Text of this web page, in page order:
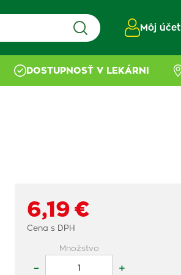
Môj účet
DOSTUPNOSŤ V LEKÁRNI
6,19 €
Cena s DPH
Množstvo
– +